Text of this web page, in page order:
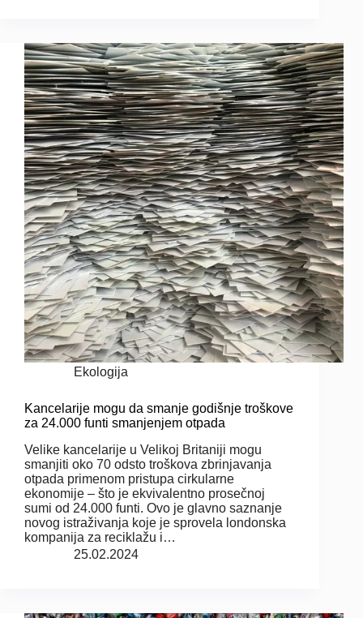
Ekologija
Kancelarije mogu da smanje godišnje troškove
za 24.000 funti smanjenjem otpada
Velike kancelarije u Velikoj Britaniji mogu
smanjiti oko 70 odsto troškova zbrinjavanja
otpada primenom pristupa cirkularne
ekonomije – što je ekvivalentno prosečnoj
sumi od 24.000 funti. Ovo je glavno saznanje
novog istraživanja koje je sprovela londonska
kompanija za reciklažu i…
25.02.2024